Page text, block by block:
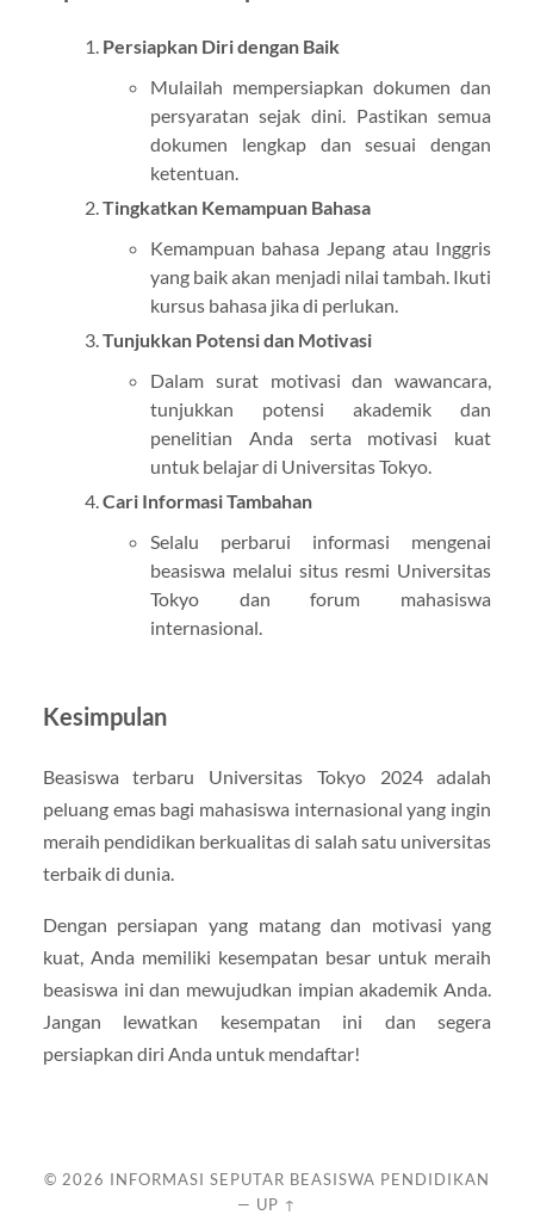
Persiapkan Diri dengan Baik
Mulailah mempersiapkan dokumen dan
persyaratan sejak dini. Pastikan semua
dokumen lengkap dan sesuai dengan
ketentuan.
Tingkatkan Kemampuan Bahasa
Kemampuan bahasa Jepang atau Inggris
yang baik akan menjadi nilai tambah. Ikuti
kursus bahasa jika di perlukan.
Tunjukkan Potensi dan Motivasi
Dalam surat motivasi dan wawancara,
tunjukkan potensi akademik dan
penelitian Anda serta motivasi kuat
untuk belajar di Universitas Tokyo.
Cari Informasi Tambahan
Selalu perbarui informasi mengenai
beasiswa melalui situs resmi Universitas
Tokyo dan forum mahasiswa
internasional.
Kesimpulan
Beasiswa terbaru Universitas Tokyo 2024 adalah
peluang emas bagi mahasiswa internasional yang ingin
meraih pendidikan berkualitas di salah satu universitas
terbaik di dunia.
Dengan persiapan yang matang dan motivasi yang
kuat, Anda memiliki kesempatan besar untuk meraih
beasiswa ini dan mewujudkan impian akademik Anda.
Jangan lewatkan kesempatan ini dan segera
persiapkan diri Anda untuk mendaftar!
© 2026 INFORMASI SEPUTAR BEASISWA PENDIDIKAN
— UP ↑